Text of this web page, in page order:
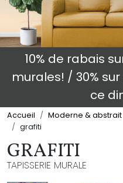
10% de rabais
murales! / 30%
ce
Accueil Moderne & abstrait
grafiti
GRAFITI
TAPISSERIE MURALE